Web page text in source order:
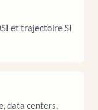
et trajectoire SI
data centers,